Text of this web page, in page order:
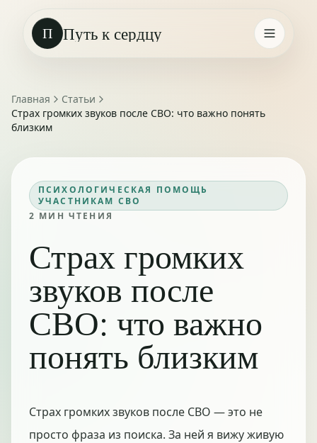
П Путь к сердцу
Главная
Статьи
Страх громких звуков после СВО: что важно понять
близким
ПСИХОЛОГИЧЕСКАЯ ПОМОЩЬ
УЧАСТНИКАМ СВО
2 МИН ЧТЕНИЯ
Страх громких
звуков после
СВО: что важно
понять близким
Страх громких звуков после СВО — это не
просто фраза из поиска. За ней я вижу живую